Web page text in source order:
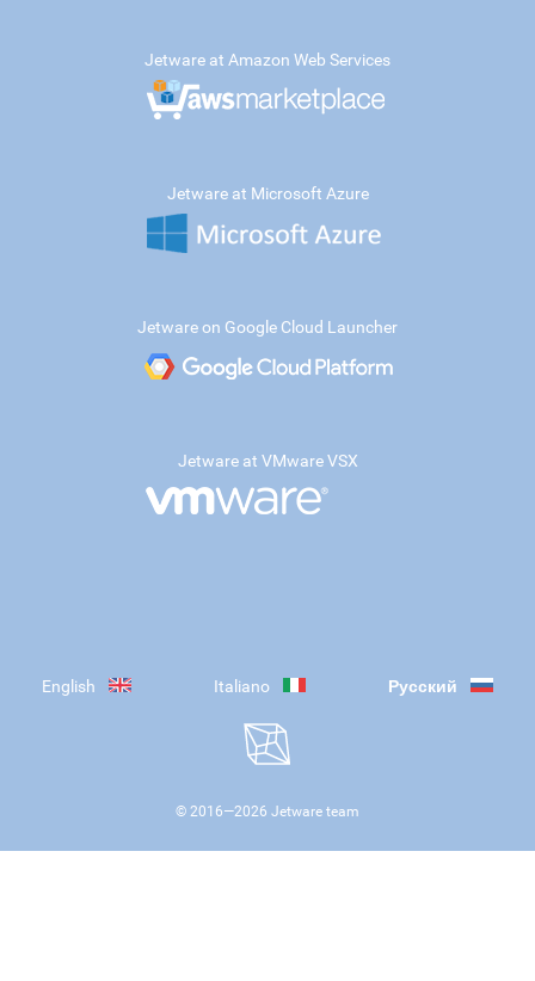
Jetware at Amazon Web Services
Jetware at Microsoft Azure
Jetware on Google Cloud Launcher
Jetware at VMware VSX
English Italiano Русский
© 2016—2026 Jetware team